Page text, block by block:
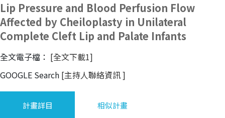
Lip Pressure and Blood Perfusion Flow
Affected by Cheiloplasty in Unilateral
Complete Cleft Lip and Palate Infants
全文電子檔： [全文下載1]
GOOGLE Search [主持人聯絡資訊]
計畫詳目 相似計畫